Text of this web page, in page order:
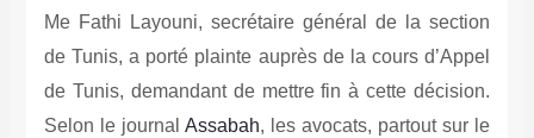
Me Fathi Layouni, secrétaire général de la section
de Tunis, a porté plainte auprès de la cours d’Appel
de Tunis, demandant de mettre fin à cette décision.
Selon le journal Assabah, les avocats, partout sur le